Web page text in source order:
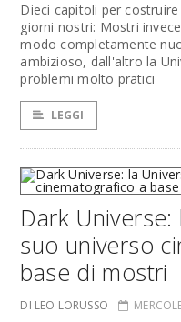
Dieci capitoli per
giorni nostri: Mostri
modo completamente
ambizioso, dall'altro la
problemi molto pratici
LEGGI
Dark Universe:
suo universo
base di mostri
DI LEO LORUSSO